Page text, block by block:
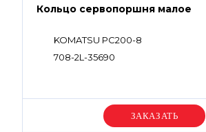
Кольцо сервопоршня малое
KOMATSU PC200-8
708-2L-35690
Уточняйте цену